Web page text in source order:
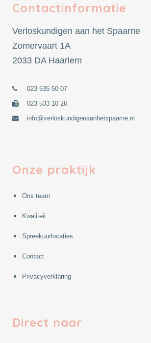
Contactinformatie
Verloskundigen aan het Spaarne
Zomervaart 1A
2033 DA Haarlem
023 535 50 07
023 533 10 26
info@verloskundigenaanhetspaarne.nl
Onze praktijk
Ons team
Kwaliteit
Spreekuurlocaties
Contact
Privacyverklaring
Direct naar